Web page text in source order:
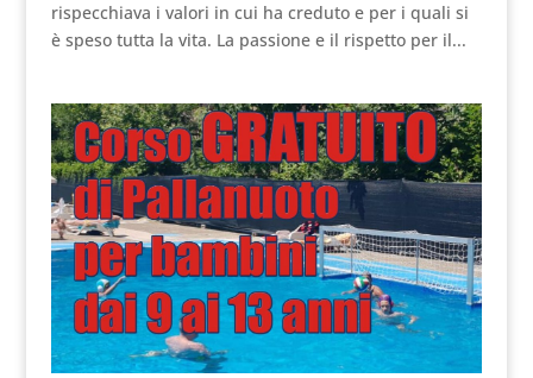
rispecchiava i valori in cui ha creduto e per i quali si
è speso tutta la vita. La passione e il rispetto per il...